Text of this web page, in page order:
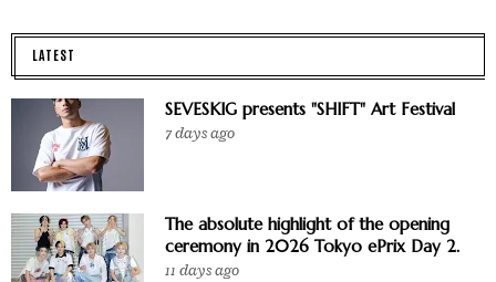
LATEST
SEVESKIG presents "SHIFT" Art Festival
7 days ago
The absolute highlight of the opening
ceremony in 2026 Tokyo ePrix Day 2.
11 days ago